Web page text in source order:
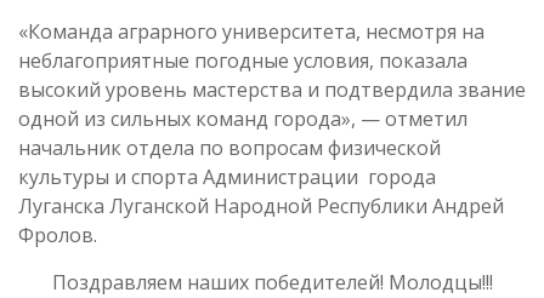
«Команда аграрного университета, несмотря на
неблагоприятные погодные условия, показала
высокий уровень мастерства и подтвердила звание
одной из сильных команд города», — отметил
начальник отдела по вопросам физической
культуры и спорта Администрации города
Луганска Луганской Народной Республики Андрей
Фролов.
Поздравляем наших победителей! Молодцы!!!